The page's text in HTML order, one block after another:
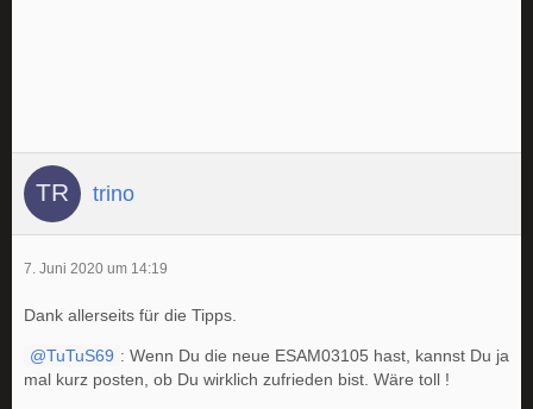
trino
7. Juni 2020 um 14:19
Dank allerseits für die Tipps.
TuTuS69 : Wenn Du die neue ESAM03105 hast, kannst Du ja
mal kurz posten, ob Du wirklich zufrieden bist. Wäre toll !